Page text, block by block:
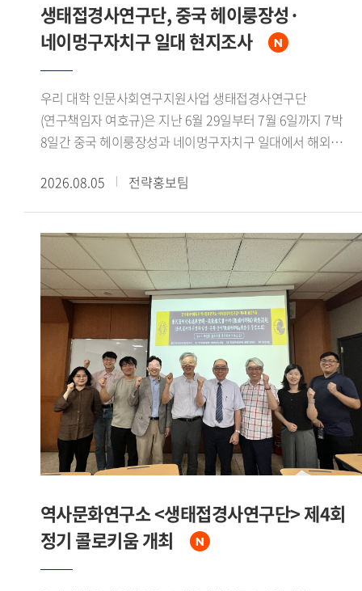
생태접경사연구단, 중국 헤이룽장성·
네이멍구자치구 일대 현지조사
우리 대학 인문사회연구지원사업 생태접경사연구단
(연구책임자 여호규)은 지난 6월 29일부터 7월 6일까지 7박
8일간 중국 헤이룽장성과 네이멍구자치구 일대에서 해외
참여했으며, 대흥안령 북서부의 생태환경과 북방유목민족의
역사문화를 조사 주제로 삼았다.조사단은 하얼빈과 치치하얼을
거쳐 어룬춘자치기 건허 어얼구나 만주리 하이라얼 자란툰으로
이어지는 노정을 밟았다. 가샨동 선비석실과 어원커족
순록문화 박물관, 후룬베이얼 역사박물관 등을 참관하는 한편,
넌강과 어얼구나강 유역, 어얼구나 습지, 후룬호를 직접
답사하며 삼림에서 수계, 초원으로 이어지는 자연환경의
변화를 확인했다.이번 조사를 통해 연구진은 에벤키
어룬춘족의 수렵 어로 목축 문화와 대흥안령 생태환경에 관한
자료를 폭넓게 수집했다. 특히 중 러 접경지대인 어얼구나강
유역과 만주리 일대에서 확인된 문화 요소들은 현지
소수민족의 문화와도 맞물리며 지역적 특색을 이루고 있었다.
수집된 성과는 향후 연구와 교육에 활용될 예정이다.
2026.08.05 전략홍보팀
역사문화연구소 <생태접경사연구단> 제4회
정기 콜로키움 개최